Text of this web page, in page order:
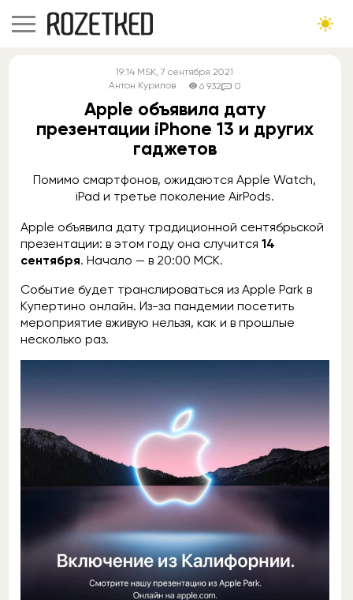
19:14 MSK, 7 сентября 2021
Антон Курилов
6 932 0
Apple объявила дату
презентации iPhone 13 и других
гаджетов
Помимо смартфонов, ожидаются Apple Watch,
iPad и третье поколение AirPods.
Apple объявила дату традиционной сентябрьской
презентации: в этом году она случится 14
сентября. Начало — в 20:00 МСК.
Событие будет транслироваться из Apple Park в
Купертино онлайн. Из-за пандемии посетить
мероприятие вживую нельзя, как и в прошлые
несколько раз.